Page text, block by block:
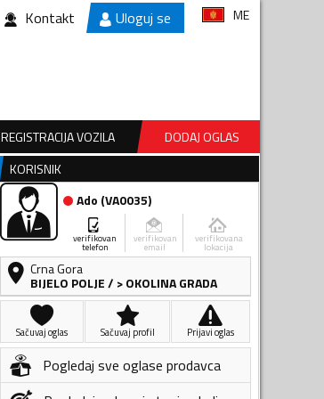
Kontakt Uloguj se ME
REGISTRACIJA VOZILA
DODAJ OGLAS
KORISNIK
Ado (VA0035)
verifikovan
telefon
verifikovan
email
verifikovana
lokacija
Crna Gora
BIJELO POLJE/ > OKOLINA GRADA
Sačuvaj oglas Sačuvaj profil Prijavi oglas
Pogledaj sve oglase prodavca